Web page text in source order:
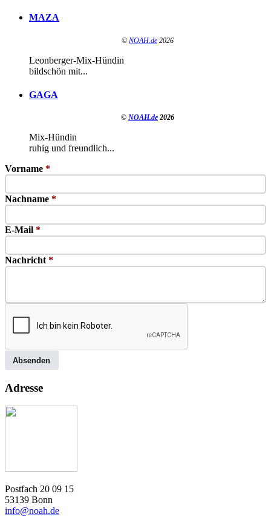
MAZA
© NOAH.de 2026
Leonberger-Mix-Hündin
bildschön mit...
GAGA
© NOAH.de 2026
Mix-Hündin
ruhig und freundlich...
Vorname *
Nachname *
E-Mail *
Nachricht *
Absenden
Adresse
Postfach 20 09 15
53139 Bonn
info@noah.de